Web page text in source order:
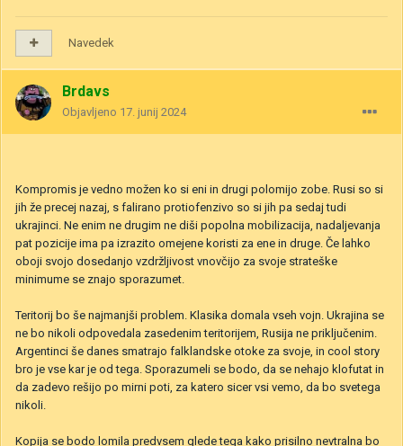
Navedek
Brdavs
Objavljeno 17. junij 2024
Kompromis je vedno možen ko si eni in drugi polomijo zobe. Rusi so si
jih že precej nazaj, s falirano protiofenzivo so si jih pa sedaj tudi
ukrajinci. Ne enim ne drugim ne diši popolna mobilizacija, nadaljevanja
pat pozicije ima pa izrazito omejene koristi za ene in druge. Če lahko
oboji svojo dosedanjo vzdržljivost vnovčijo za svoje strateške
minimume se znajo sporazumet.
Teritorij bo še najmanjši problem. Klasika domala vseh vojn. Ukrajina se
ne bo nikoli odpovedala zasedenim teritorijem, Rusija ne priključenim.
Argentinci še danes smatrajo falklandske otoke za svoje, in cool story
bro je vse kar je od tega. Sporazumeli se bodo, da se nehajo klofutat in
da zadevo rešijo po mirni poti, za katero sicer vsi vemo, da bo svetega
nikoli.
Kopija se bodo lomila predvsem glede tega kako prisilno nevtralna bo